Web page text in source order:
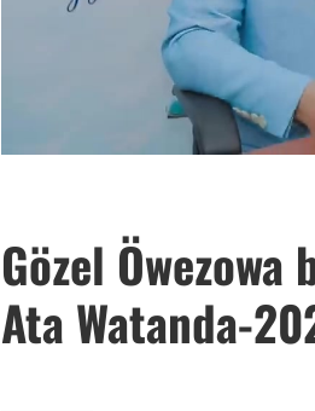
Gözel
Ata Watanda-